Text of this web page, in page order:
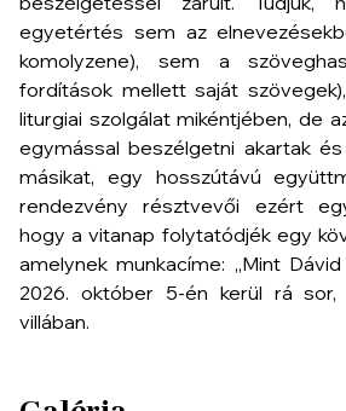
egyetértés sem az
komolyzene), sem a
fordítások mellett saját
liturgiai szolgálat mikéntjében, de
egymással beszélgetni akartak
másikat, egy hosszútávú
rendezvény résztvevői ezért
hogy a vitanap folytatódjék egy
amelynek munkacíme: „Mint
2026. október 5-én kerül rá sor,
villában.